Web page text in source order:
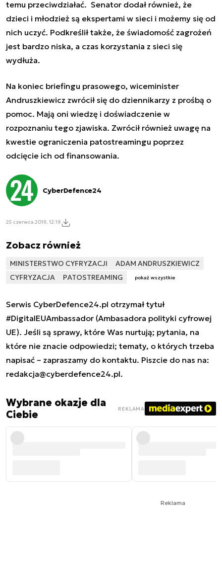
temu przeciwdziałać. Senator dodał również, że
dzieci i młodzież są ekspertami w sieci i możemy się od
nich uczyć. Podkreślił także, że świadomość zagrożeń
jest bardzo niska, a czas korzystania z sieci się
wydłuża.
Na koniec briefingu prasowego, wiceminister
Andruszkiewicz zwrócił się do dziennikarzy z prośbą o
pomoc. Mają oni wiedzę i doświadczenie w
rozpoznaniu tego zjawiska. Zwrócił również uwagę na
kwestie ograniczenia patostreamingu poprzez
odcięcie ich od finansowania.
CyberDefence24
25 czerwca 2019, 12:19
Zobacz również
MINISTERSTWO CYFRYZACJI
ADAM ANDRUSZKIEWICZ
CYFRYZACJA
PATOSTREAMING pokaż wszystkie
Serwis CyberDefence24.pl otrzymał tytuł
#DigitalEUAmbassador (Ambasadora polityki cyfrowej
UE). Jeśli są sprawy, które Was nurtują; pytania, na
które nie znacie odpowiedzi; tematy, o których trzeba
napisać – zapraszamy do kontaktu. Piszcie do nas na:
redakcja@cyberdefence24.pl.
Wybrane okazje dla
Ciebie
REKLAMA
Reklama